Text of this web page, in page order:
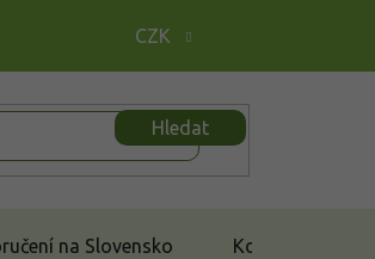
CZK
Hledat
na Slovensko Kontakt